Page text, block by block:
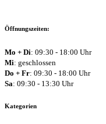
Öffnungszeiten:
Mo + Di: 09:30 - 18:00 Uhr
Mi: geschlossen
Do + Fr: 09:30 - 18:00 Uhr
Sa: 09:30 - 13:30 Uhr
Kategorien